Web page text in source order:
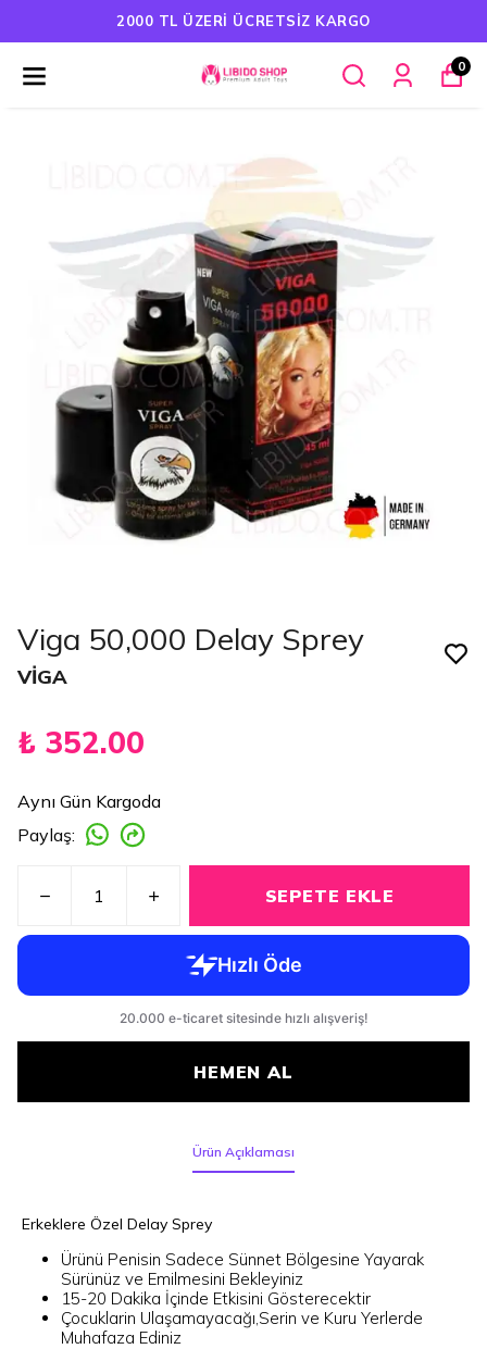
2000 TL ÜZERI ÜCRETSIZ KARGO
0
Viga 50,000 Delay Sprey
VİGA
₺ 352.00
Aynı Gün Kargoda
Paylaş:
SEPETE EKLE
HEMEN AL
Ürün Açıklaması
Erkeklere Özel Delay Sprey
Ürünü Penisin Sadece Sünnet Bölgesine Yayarak
Sürünüz ve Emilmesini Bekleyiniz
15-20 Dakika İçinde Etkisini Gösterecektir
Çocuklarin Ulaşamayacağı,Serin ve Kuru Yerlerde
Muhafaza Ediniz